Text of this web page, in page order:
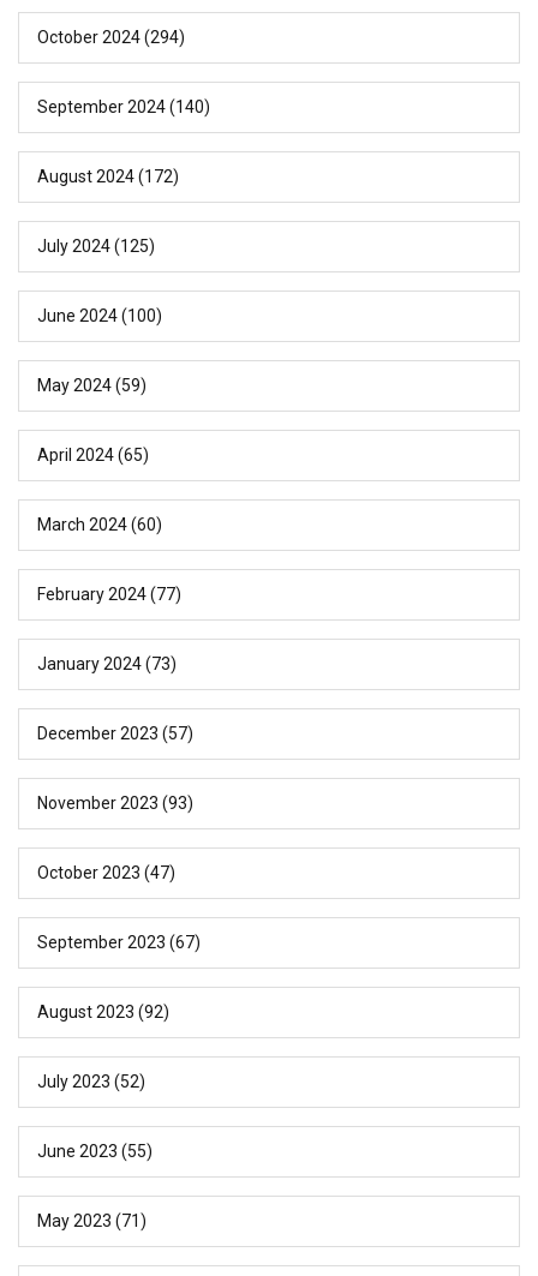
October 2024(294)
September 2024(140)
August 2024(172)
July 2024(125)
June 2024(100)
May 2024(59)
April 2024(65)
March 2024(60)
February 2024(77)
January 2024(73)
December 2023 (57)
November 2023 (93)
October 2023 (47)
September 2023 (67)
August 2023 (92)
July 2023 (52)
June 2023 (55)
May 2023 (71)